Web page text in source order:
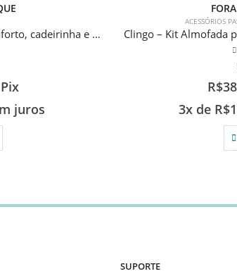
Clingo – Almofada para bebê conforto, cadeirinha e carrinho de bebê
juros
ACESSÓRIOS
0
R$
3x de R$
SUPORTE